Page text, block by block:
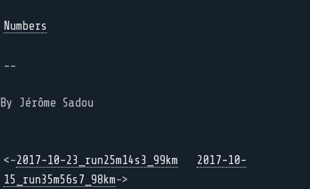
Numbers
--
By Jérôme Sadou
<-2017-10-23_run25m14s3_99km
2017-10-
15_run35m56s7_98km->